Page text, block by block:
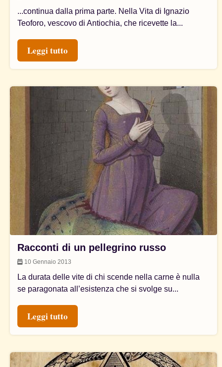
...continua dalla prima parte. Nella Vita di Ignazio
Teoforo, vescovo di Antiochia, che ricevette la...
Leggi tutto
Racconti di un pellegrino russo
10 Gennaio 2013
La durata delle vite di chi scende nella carne è nulla
se paragonata all’esistenza che si svolge su...
Leggi tutto